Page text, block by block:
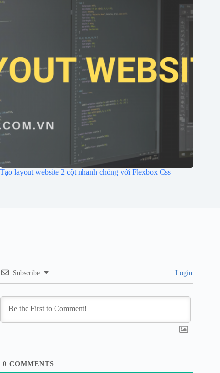
Tạo layout website 2 cột nhanh chóng với Flexbox Css
Subscribe Login
0 COMMENTS